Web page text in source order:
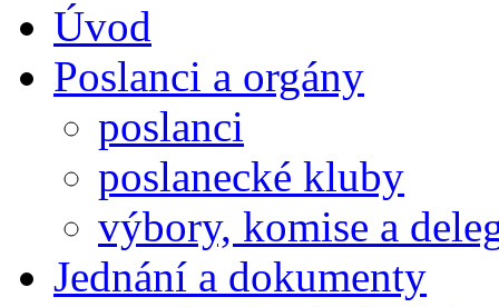
Úvod
Poslanci a orgány
poslanci
poslanecké kluby
výbory, komise a
Jednání a dokumenty